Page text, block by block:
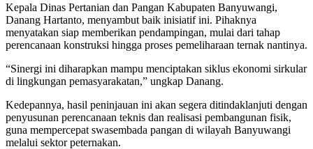
Kepala Dinas Pertanian dan Pangan Kabupaten Banyuwangi,
Danang Hartanto, menyambut baik inisiatif ini. Pihaknya
menyatakan siap memberikan pendampingan, mulai dari tahap
perencanaan konstruksi hingga proses pemeliharaan ternak nantinya.
“Sinergi ini diharapkan mampu menciptakan siklus ekonomi sirkular
di lingkungan pemasyarakatan,” ungkap Danang.
Kedepannya, hasil peninjauan ini akan segera ditindaklanjuti dengan
penyusunan perencanaan teknis dan realisasi pembangunan fisik,
guna mempercepat swasembada pangan di wilayah Banyuwangi
melalui sektor peternakan.